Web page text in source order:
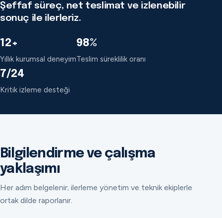
Şeffaf süreç, net teslimat ve izlenebilir
sonuç ile ilerleriz.
12+
Yıllık kurumsal deneyim
98%
Teslim süreklilik oranı
7/24
Kritik izleme desteği
Bilgilendirme ve çalışma
yaklaşımı
Her adım belgelenir; ilerleme yönetim ve teknik ekiplerle
ortak dilde raporlanır.